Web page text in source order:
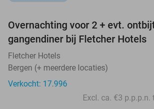
Overnachting voor 2 + evt.
gangendiner bij Fletcher Hotels
Fletcher Hotels
Bergen (+ meerdere locaties)
Verkocht: 17.996
Excl. ca. €3